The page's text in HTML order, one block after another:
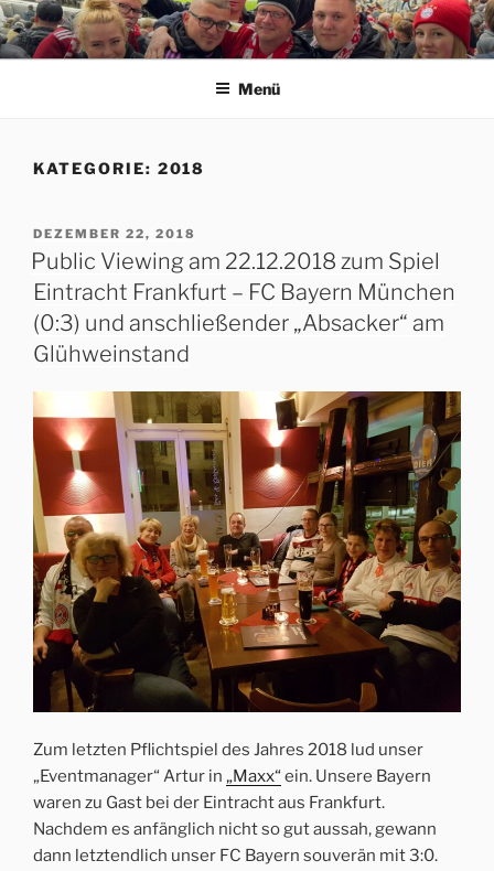
Zum
Inhalt
springenERFORDIA BAVARIA E.V.
Herzlich Willkommen auf der Homepage des Erfurter FC Bayern
Menü
KATEGORIE: 2018
VERÖFFENTLICHT
AM
DEZEMBER 22, 2018
Public Viewing am 22.12.2018 zum Spiel
Eintracht Frankfurt – FC Bayern München
(0:3) und anschließender „Absacker“ am
Glühweinstand
Zum letzten Pflichtspiel des Jahres 2018 lud unser
„Eventmanager“ Artur in „Maxx“ ein. Unsere Bayern
waren zu Gast bei der Eintracht aus Frankfurt.
Nachdem es anfänglich nicht so gut aussah, gewann
dann letztendlich unser FC Bayern souverän mit 3:0.